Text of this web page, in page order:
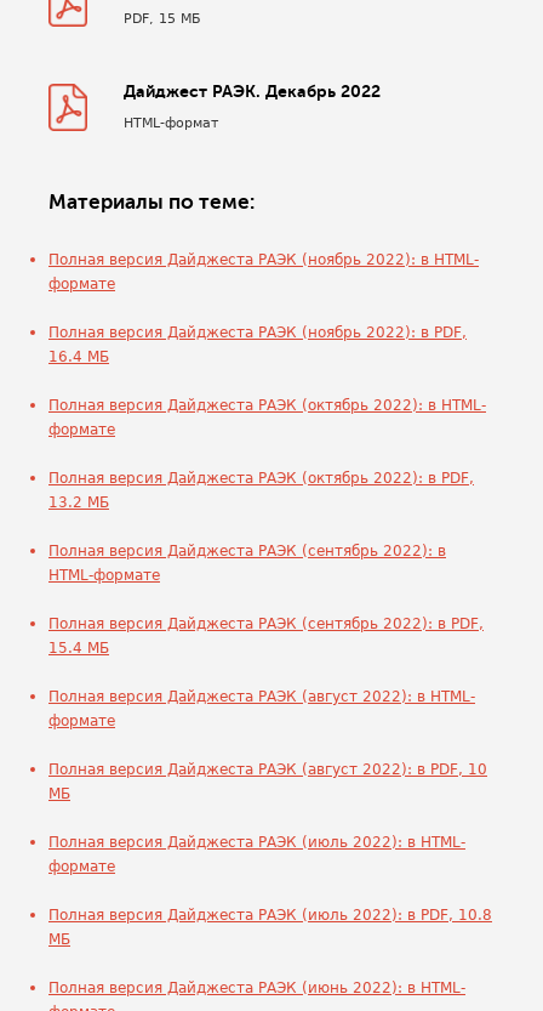
PDF, 15 МБ
Дайджест РАЭК. Декабрь 2022
HTML-формат
Материалы по теме:
Полная версия Дайджеста РАЭК (ноябрь 2022): в HTML-
формате
Полная версия Дайджеста РАЭК (ноябрь 2022): в PDF,
16.4 МБ
Полная версия Дайджеста РАЭК (октябрь 2022): в HTML-
формате
Полная версия Дайджеста РАЭК (октябрь 2022): в PDF,
13.2 МБ
Полная версия Дайджеста РАЭК (сентябрь 2022): в
HTML-формате
Полная версия Дайджеста РАЭК (сентябрь 2022): в PDF,
15.4 МБ
Полная версия Дайджеста РАЭК (август 2022): в HTML-
формате
Полная версия Дайджеста РАЭК (август 2022): в PDF, 10
МБ
Полная версия Дайджеста РАЭК (июль 2022): в HTML-
формате
Полная версия Дайджеста РАЭК (июль 2022): в PDF, 10.8
МБ
Полная версия Дайджеста РАЭК (июнь 2022): в HTML-